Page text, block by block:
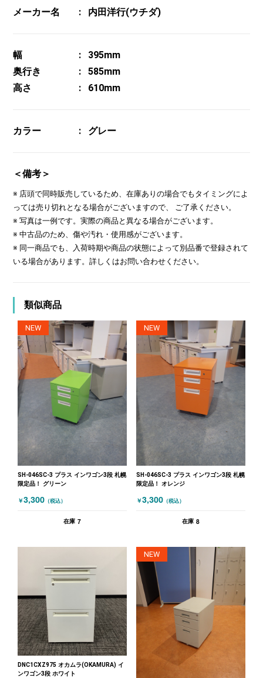
メーカー名 内田洋行(ウチダ)
幅
395mm
奥行き
585mm
高さ
610mm
カラー グレー
＜備考＞
※ 店頭で同時販売しているため、在庫ありの場合でもタイミングによ
っては売り切れとなる場合がございますので、 ご了承ください。
※ 写真は一例です。実際の商品と異なる場合がございます。
※ 中古品のため、傷や汚れ・使用感がございます。
※ 同一商品でも、入荷時期や商品の状態によって別品番で登録されて
いる場合があります。詳しくはお問い合わせください。
類似商品
NEW
SH-046SC-3 プラス インワゴン3段 札幌
限定品！ グリーン
￥3,300 （税込）
在庫 7
NEW
SH-046SC-3 プラス インワゴン3段 札幌
限定品！ オレンジ
￥3,300 （税込）
在庫 8
DNC1CXZ975 オカムラ(OKAMURA) イ
ンワゴン3段 ホワイト
NEW